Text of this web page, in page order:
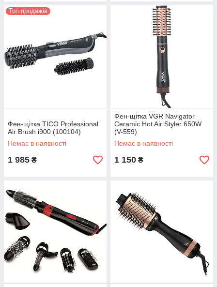
Топ продажів
Фен-щітка TICO Professional
Air Brush i900 (100104)
Немає в наявності
1 985 ₴
Фен-щітка VGR Navigator
Ceramic Hot Air Styler 650W
(V-559)
Немає в наявності
1 150 ₴